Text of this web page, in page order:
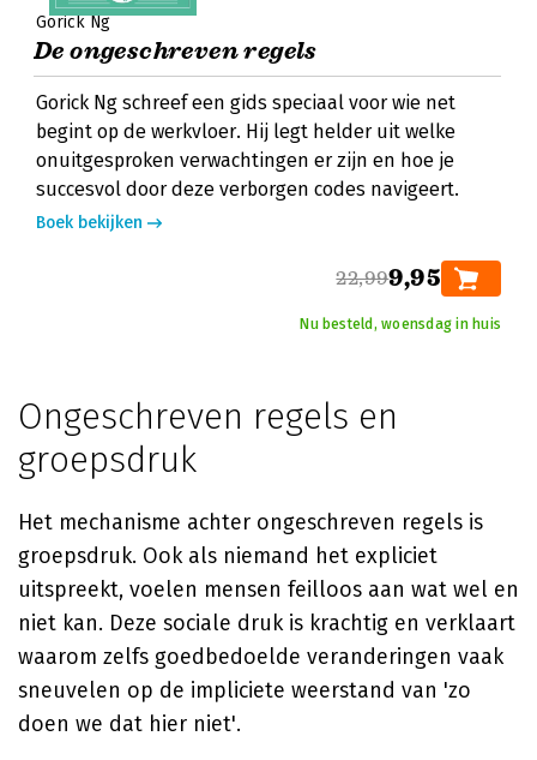
Gorick Ng
De ongeschreven regels
Gorick Ng schreef een gids speciaal voor wie net
begint op de werkvloer. Hij legt helder uit welke
onuitgesproken verwachtingen er zijn en hoe je
succesvol door deze verborgen codes navigeert.
Boek bekijken
22,999,95
Nu besteld, woensdag in huis
Ongeschreven regels en
groepsdruk
Het mechanisme achter ongeschreven regels is
groepsdruk. Ook als niemand het expliciet
uitspreekt, voelen mensen feilloos aan wat wel en
niet kan. Deze sociale druk is krachtig en verklaart
waarom zelfs goedbedoelde veranderingen vaak
sneuvelen op de impliciete weerstand van 'zo
doen we dat hier niet'.